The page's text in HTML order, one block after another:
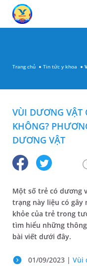
Trang chủ Tin tức y khoa
VÙI DƯƠNG VẬT
KHÔNG?
DƯƠNG VẬT
Một số trẻ có dương
trạng này liệu có gây
khỏe của trẻ trong
tìm hiểu những
bài viết dưới đây.
01/09/2023 | Vùi